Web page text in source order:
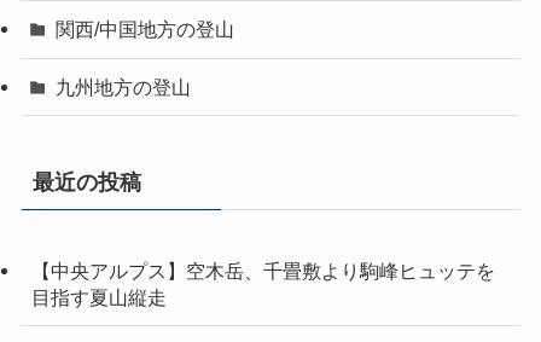
関西/中国地方の登山
九州地方の登山
最近の投稿
【中央アルプス】空木岳、千畳敷より駒峰ヒュッテを
目指す夏山縦走